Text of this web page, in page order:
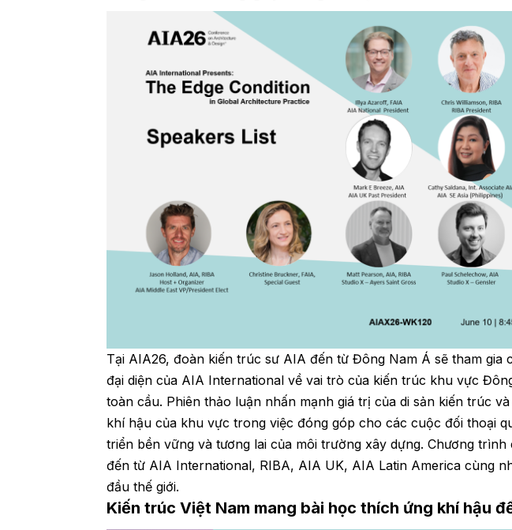
Tại AIA26, đoàn kiến trúc sư AIA đến từ Đông Nam Á sẽ tham gia
đại diện của AIA International về vai trò của kiến trúc khu vực
toàn cầu. Phiên thảo luận nhấn mạnh giá trị của di sản kiến trúc
khí hậu của khu vực trong việc đóng góp cho các cuộc đối thoại
triển bền vững và tương lai của môi trường xây dựng. Chương trình
đến từ AIA International, RIBA, AIA UK, AIA Latin America cùng
đầu thế giới.
Kiến trúc Việt Nam mang bài học thích ứng khí hậu